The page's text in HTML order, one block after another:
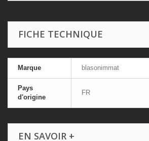
FICHE TECHNIQUE
Marque blasonimmat
Pays
d'origine
FR
EN SAVOIR +